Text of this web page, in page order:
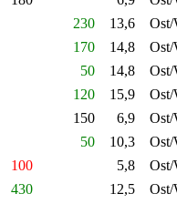
230 13,6
170 14,8
50 14,8
120 15,9
150 6,9
50 10,3
100 5,8
430 12,5